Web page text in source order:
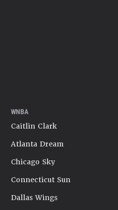
WNBA
Caitlin Clark
Atlanta Dream
Chicago Sky
Connecticut Sun
Dallas Wings